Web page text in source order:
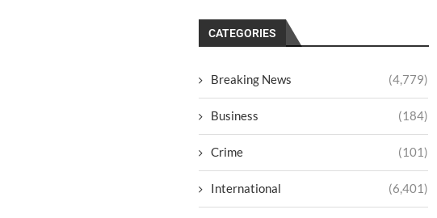
CATEGORIES
Breaking News (4,779)
Business (184)
Crime (101)
International (6,401)